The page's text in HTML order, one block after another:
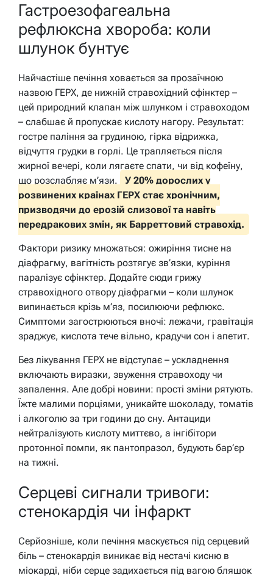
Гастроезофагеальна
рефлюксна хвороба: коли
шлунок бунтує
Найчастіше печіння ховається за прозаїчною
назвою ГЕРХ, де нижній стравохідний сфінктер –
цей природний клапан між шлунком і стравоходом
– слабшає й пропускає кислоту нагору. Результат:
гостре паління за грудиною, гірка відрижка,
відчуття грудки в горлі. Це трапляється після
жирної вечері, коли лягаєте спати, чи від кофеїну,
що розслабляє м’язи.
У 20% дорослих у
розвинених країнах ГЕРХ стає хронічним,
призводячи до ерозій слизової та навіть
передракових змін, як Барреттовий стравохід.
Фактори ризику множаться: ожиріння тисне на
діафрагму, вагітність розтягує зв’язки, куріння
паралізує сфінктер. Додайте сюди грижу
стравохідного отвору діафрагми – коли шлунок
випинається крізь м’яз, посилюючи рефлюкс.
Симптоми загострюються вночі: лежачи, гравітація
зраджує, кислота тече вільно, крадучи сон і апетит.
Без лікування ГЕРХ не відступає – ускладнення
включають виразки, звуження стравоходу чи
запалення. Але добрі новини: прості зміни рятують.
Їжте малими порціями, уникайте шоколаду, томатів
і алкоголю за три години до сну. Антациди
нейтралізують кислоту миттєво, а інгібітори
протонної помпи, як пантопразол, будують бар’єр
на тижні.
Серцеві сигнали тривоги:
стенокардія чи інфаркт
Серйозніше, коли печіння маскується під серцевий
біль – стенокардія виникає від нестачі кисню в
міокарді, ніби серце задихається під вагою бляшок